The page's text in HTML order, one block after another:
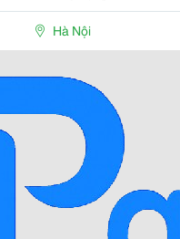
Đồng Nghiệp Trong Thời Gian
Dụng Sản Phẩm Gạch Ốp Lát,
Hà Nội